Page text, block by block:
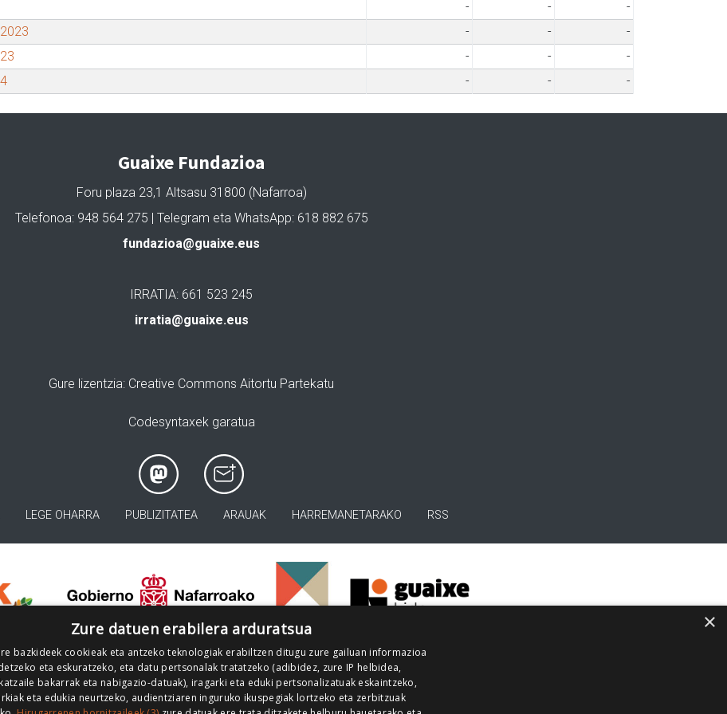
- -
-
- -
-
- -
-
- - -
Guaixe Fundazioa
Foru plaza 23,1 Altsasu 31800 (Nafarroa)
Telefonoa: 948 564 275 | Telegram eta WhatsApp: 618 882 675
fundazioa@guaixe.eus
IRRATIA: 661 523 245
irratia@guaixe.eus
Gure lizentzia: Creative Commons Aitortu Partekatu
Codesyntaxek garatua
LEGE OHARRA PUBLIZITATEA ARAUAK HARREMANETARAKO RSS
×
Zure datuen erabilera arduratsua
bazkideek cookieak eta antzeko teknologiak erabiltzen ditugu zure gailuan informazioa
eta eskuratzeko, eta datu pertsonalak tratatzeko (adibidez, zure IP helbidea,
bakarrak eta nabigazio-datuak), iragarki eta eduki pertsonalizatuak eskaintzeko,
eta edukia neurtzeko, audientziaren inguruko ikuspegiak lortzeko eta zerbitzuak